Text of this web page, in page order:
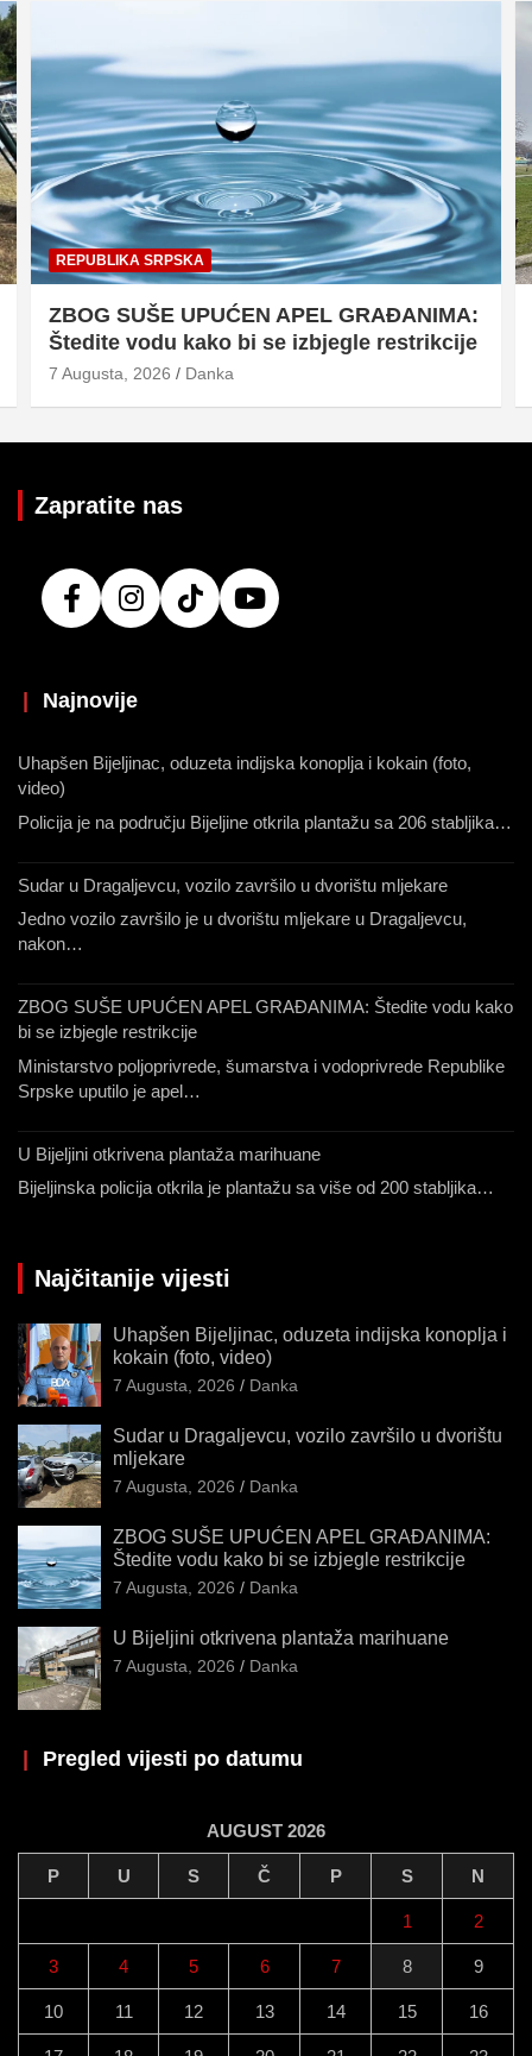
REPUBLIKA SRPSKA
ZBOG SUŠE UPUĆEN APEL GRAĐANIMA:
Štedite vodu kako bi se izbjegle restrikcije
7 Augusta, 2026 Danka
Zapratite nas
Najnovije
Uhapšen Bijeljinac, oduzeta indijska konoplja i kokain (foto,
video)
Policija je na području Bijeljine otkrila plantažu sa 206 stabljika…
Sudar u Dragaljevcu, vozilo završilo u dvorištu mljekare
Jedno vozilo završilo je u dvorištu mljekare u Dragaljevcu,
nakon…
ZBOG SUŠE UPUĆEN APEL GRAĐANIMA: Štedite vodu kako
bi se izbjegle restrikcije
Ministarstvo poljoprivrede, šumarstva i vodoprivrede Republike
Srpske uputilo je apel…
U Bijeljini otkrivena plantaža marihuane
Bijeljinska policija otkrila je plantažu sa više od 200 stabljika…
Najčitanije vijesti
Uhapšen Bijeljinac, oduzeta indijska konoplja i
kokain (foto, video)
7 Augusta, 2026 Danka
Sudar u Dragaljevcu, vozilo završilo u dvorištu
mljekare
7 Augusta, 2026 Danka
ZBOG SUŠE UPUĆEN APEL GRAĐANIMA:
Štedite vodu kako bi se izbjegle restrikcije
7 Augusta, 2026 Danka
U Bijeljini otkrivena plantaža marihuane
7 Augusta, 2026 Danka
Pregled vijesti po datumu
AUGUST 2026
P U S Č P S N
1 2
3 4 5 6 7 8 9
10 11 12 13 14 15 16